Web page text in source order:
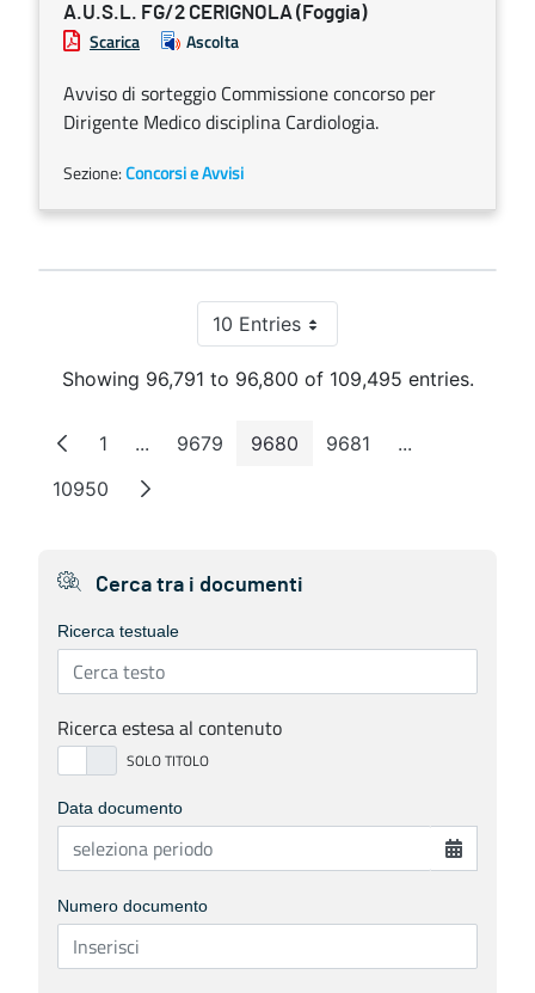
A.U.S.L. FG/2 CERIGNOLA (Foggia)
Scarica Ascolta
Avviso di sorteggio Commissione concorso per
Dirigente Medico disciplina Cardiologia.
Sezione:Concorsi e Avvisi
10 EntriesPer Page
Showing 96,791 to 96,800 of 109,495 entries.
Page
1 ...Intermediate Pages
Page
9679 Page
9680 Page
9681 ...Intermediate
Page
10950
Cerca tra i documenti
Ricerca testuale
Ricerca estesa al contenuto
Data documento
Numero documento